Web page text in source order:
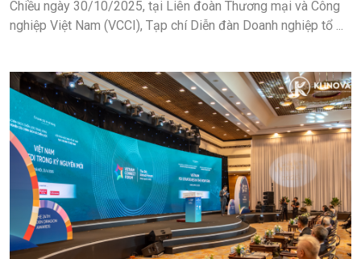
Chiều ngày 30/10/2025, tại Liên đoàn Thương mại và Công
nghiệp Việt Nam (VCCI), Tạp chí Diễn đàn Doanh nghiệp tổ ...